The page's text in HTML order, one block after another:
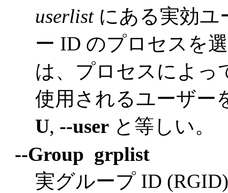
userlistにある実効ユ
ー ID のプロセスを
は、プロセスによっ
使用されるユーザー
U, --user と等しい。
--Group grplist
実グループ ID